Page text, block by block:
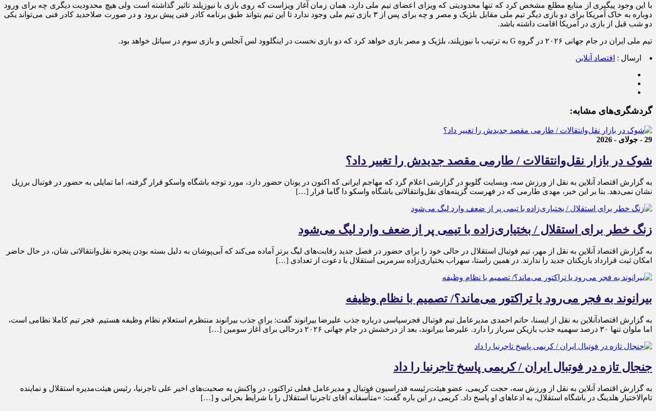
با این وجود پیگیری از منابع مطلع مشخص کرد که تنها محدودیتی که ویزای اعضای تیم ملی دارد، همان زمان آغاز ویزاست که روی بازی با نیوزیلند تاثیر گذاشته است ولی هیچ محدودیت دیگری چه برای ورود
دوباره به خاک آمریکا برای دو بازی دیگر تیم ملی مقابل بلژیک و مصر و چه برای پس از ۳ بازی تیم ملی وجود ندارد تا این تیم بتواند طبق برنامه کادر فنی پیش برود و در صورت صلاحدید کادر فنی می‌تواند یکی
دو شب قبل از بازی در آمریکا اقامت داشته باشد.
تیم ملی ایران در جام جهانی ۲۰۲۶ در گروه G به ترتیب با نیوزیلند، بلژیک و مصر بازی خواهد کرد که دو بازی نخست در اینگلوود لس آنجلس و بازی سوم در سیاتل خواهد بود.
ارسال : اقتصاد آنلاین
گردشگری‌های مشابه:
29 - جولای - 2026
شوک در بازار نقل‌وانتقالات / طارمی مقصد جدیدش را تغییر داد؟
به گزارش اقتصاد آنلاین به نقل از ورزش سه، وبسایت گلوبو در گزارشی اعلام گرد که مهاجم ایرانی که اکنون در یونان حضور دارد، مورد توجه باشگاه واسکو قرار گرفته، اما تمایلی به حضور در فوتبال برزیل
نشان نمی‌دهد. بنا بر این خبر، مهدی طارمی که در فهرست گزینه‌های نقل‌وانتقالاتی باشگاه واسکو دا گاما قرار […]
زنگ خطر برای استقلال / بختیاری‌زاده با تیمی پر از ضعف وارد لیگ می‌شود
به گزارش اقتصاد آنلاین به نقل از مهر، تیم فوتبال استقلال در حالی خود را برای حضور در فصل جدید رقابت‌های لیگ برتر آماده می‌کند که آبی‌پوشان به دلیل بسته بودن پنجره نقل‌وانتقالاتی شان، در حال حاضر
امکان ثبت قرارداد بازیکنان جدید را ندارند. در همین راستا، سهراب بختیاری‌زاده سرمربی استقلال با دعوت از تعدادی […]
بیرانوند به فجر می‌رود یا تراکتور می‌ماند؟/ تصمیم با نظام وظیفه
به گزارش اقتصادآنلاین به نقل از ایسنا، حاتم احمدی مدیرعامل تیم فوتبال فجرسپاسی درباره جذب علیرضا بیرانوند گفت: برای جذب بیرانوند منتظرم استعلام نظام وظیفه هستیم. فجر تیم کاملا نظامی است،
اما ملوان تنها ۳۰ درصد سهمیه جذب بازیکن سرباز را دارد. علیرضا بیرانوند، بعد از درخشش در جام جهانی ۲۰۲۶ درحالی برای آغاز سومین […]
جنجال تازه در فوتبال ایران / کریمی پاسخ تاجرنیا را داد
به گزارش اقتصاد آنلاین به نقل از ورزش سه، حجت کریمی، عضو هیئت‌رئیسه فدراسیون فوتبال و مدیرعامل فعلی تراکتور، در واکنش به صحبت‌های اخیر علی تاجرنیا، رئیس هیئت‌مدیره استقلال و نماینده
تام‌الاختیار هلدینگ در باشگاه استقلال، به ادعا‌های او پاسخ داد. کریمی در این باره گفت: «متأسفانه آقای تاجرنیا استقلال را با شرایط بحرانی و […]